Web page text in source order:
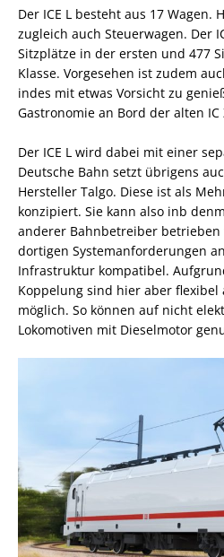
Der ICE L besteht aus 17 Wagen.
zugleich auch Steuerwagen. Der
Sitzplätze in der ersten und 477
Klasse. Vorgesehen ist zudem
indes mit etwas Vorsicht zu
Gastronomie an Bord der alten
Der ICE L wird dabei mit einer
Deutsche Bahn setzt übrigens
Hersteller Talgo. Diese ist als
konzipiert. Sie kann also inb
anderer Bahnbetreiber
dortigen Systemanforderungen
Infrastruktur kompatibel.
Koppelung sind hier aber flexibel
möglich. So können auf nicht
Lokomotiven mit Dieselmotor